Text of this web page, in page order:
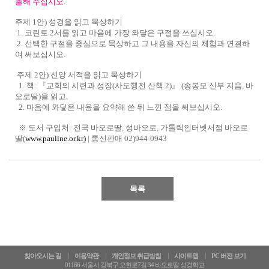
주제 1안) 성경을 읽고 묵상하기
1. 코린토 2서 를 읽고 마음에 가장 와닿은 구절을 쓰십시오.
2. 선택한 구절을 중심으로 묵상하고 그 내용을 자신의 체험과 연결하
여 써보십시오.
주제 2안) 신앙 서적을 읽고 묵상하기
1.​ 책:
『교회의 시련과 성장(사도행전 산책 2)』
(송봉모 신부 지음, 바
오로딸)을 읽고,
2. 마음에 와닿은 내용을 요약해 쓴 뒤 느낀 점을 써보십시오.
※ 도서 구입처: 전국 바오로딸, 성바오로, 가톨릭인터넷서점 바오로
딸(www.pauline.or.kr) | 통신판매 02)944-0943
목록
찾아오시는 길 이용약관 개인정보 취급방침 사이트맵
PC 버전 보기
01166 서울시 강북구 오현로7길 34 바오로딸 성경학교